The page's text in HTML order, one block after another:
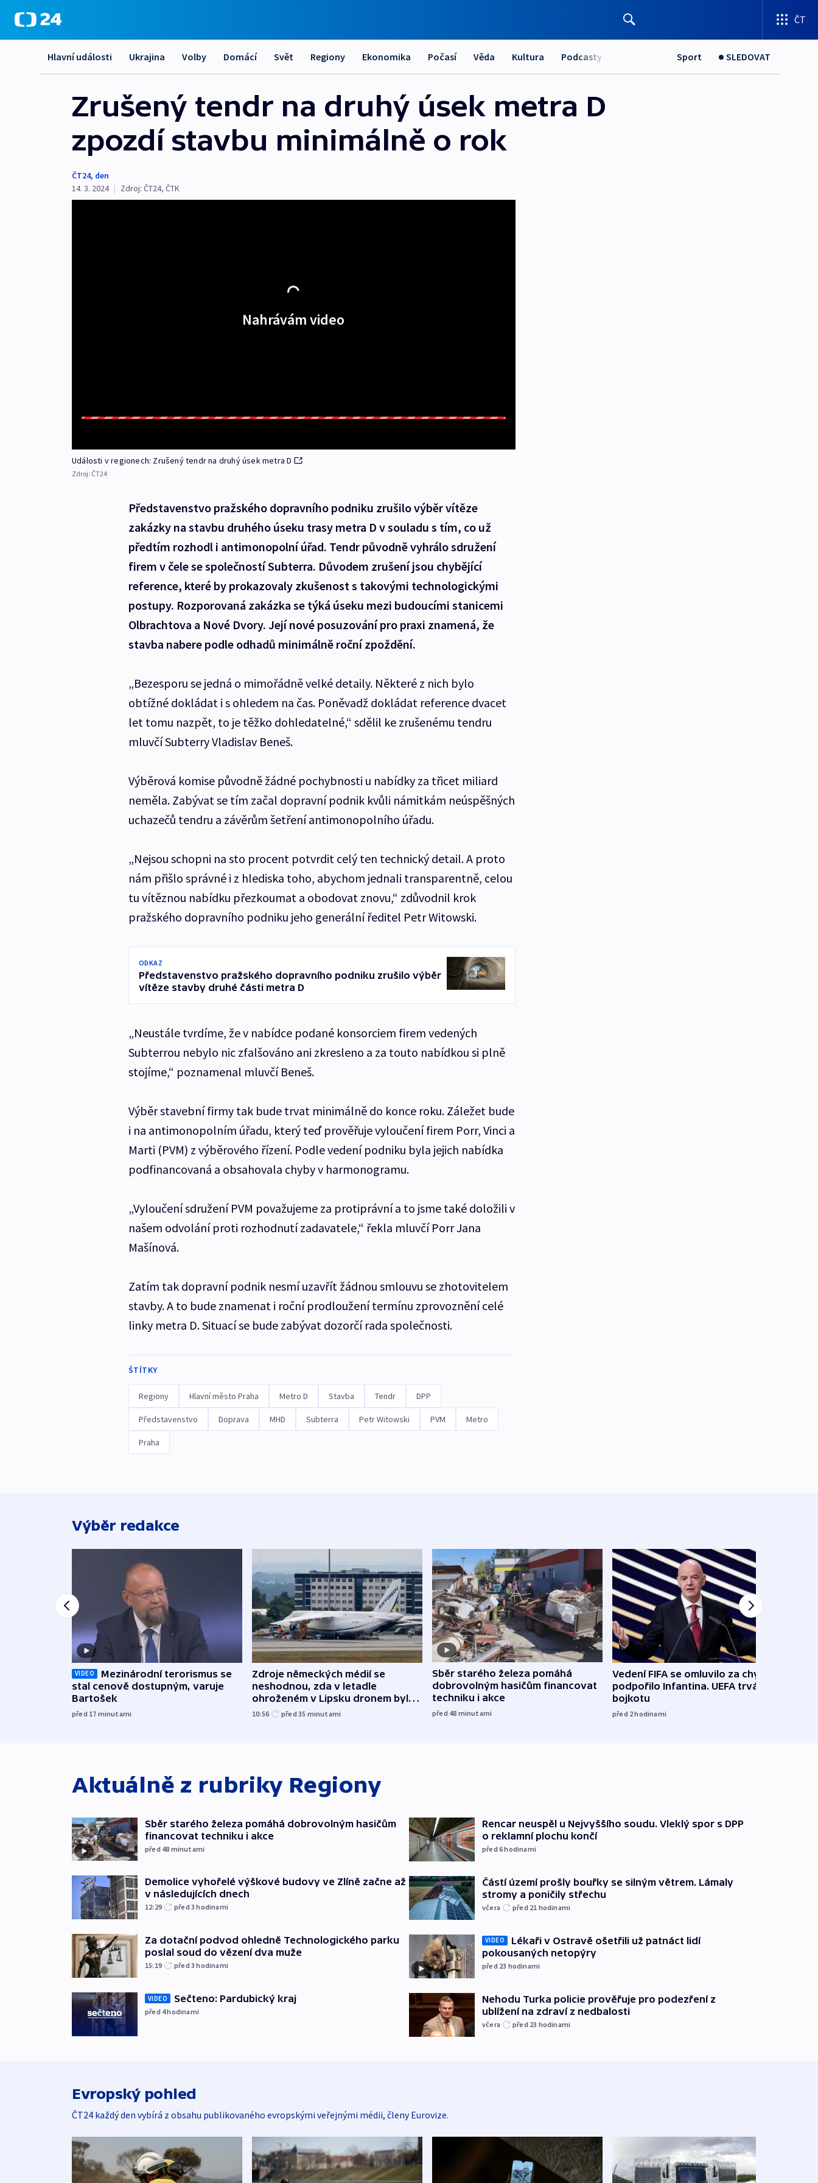
ČT
Hlavní události Ukrajina Volby Domácí Svět Regiony Ekonomika Počasí Věda Kultura Podcasty Sport SLEDOVAT
Zrušený tendr na druhý úsek metra D
zpozdí stavbu minimálně o rok
ČT24, den
14. 3. 2024 | Zdroj: ČT24, ČTK
Nahrávám video
Události v regionech: Zrušený tendr na druhý úsek metra D
Zdroj: ČT24
Představenstvo pražského dopravního podniku zrušilo výběr vítěze
zakázky na stavbu druhého úseku trasy metra D v souladu s tím, co už
předtím rozhodl i antimonopolní úřad. Tendr původně vyhrálo sdružení
firem v čele se společností Subterra. Důvodem zrušení jsou chybějící
reference, které by prokazovaly zkušenost s takovými technologickými
postupy. Rozporovaná zakázka se týká úseku mezi budoucími stanicemi
Olbrachtova a Nové Dvory. Její nové posuzování pro praxi znamená, že
stavba nabere podle odhadů minimálně roční zpoždění.
„Bezesporu se jedná o mimořádně velké detaily. Některé z nich bylo
obtížné dokládat i s ohledem na čas. Poněvadž dokládat reference dvacet
let tomu nazpět, to je těžko dohledatelné,“ sdělil ke zrušenému tendru
mluvčí Subterry Vladislav Beneš.
Výběrová komise původně žádné pochybnosti u nabídky za třicet miliard
neměla. Zabývat se tím začal dopravní podnik kvůli námitkám neúspěšných
uchazečů tendru a závěrům šetření antimonopolního úřadu.
„Nejsou schopni na sto procent potvrdit celý ten technický detail. A proto
nám přišlo správné i z hlediska toho, abychom jednali transparentně, celou
tu vítěznou nabídku přezkoumat a obodovat znovu,“ zdůvodnil krok
pražského dopravního podniku jeho generální ředitel Petr Witowski.
ODKAZ
Představenstvo pražského dopravního podniku zrušilo výběr
vítěze stavby druhé části metra D
„Neustále tvrdíme, že v nabídce podané konsorciem firem vedených
Subterrou nebylo nic zfalšováno ani zkresleno a za touto nabídkou si plně
stojíme,“ poznamenal mluvčí Beneš.
Výběr stavební firmy tak bude trvat minimálně do konce roku. Záležet bude
i na antimonopolním úřadu, který teď prověřuje vyloučení firem Porr, Vinci a
Marti (PVM) z výběrového řízení. Podle vedení podniku byla jejich nabídka
podfinancovaná a obsahovala chyby v harmonogramu.
„Vyloučení sdružení PVM považujeme za protiprávní a to jsme také doložili v
našem odvolání proti rozhodnutí zadavatele,“ řekla mluvčí Porr Jana
Mašínová.
Zatím tak dopravní podnik nesmí uzavřít žádnou smlouvu se zhotovitelem
stavby. A to bude znamenat i roční prodloužení termínu zprovoznění celé
linky metra D. Situací se bude zabývat dozorčí rada společnosti.
ŠTÍTKY
Regiony Hlavní město Praha Metro D Stavba Tendr DPP
Představenstvo Doprava MHD Subterra Petr Witowski PVM Metro
Praha
Výběr redakce
VIDEO
Mezinárodní terorismus se
stal cenově dostupným, varuje
Bartošek
před 17 minutami
Zdroje německých médií se
neshodnou, zda v letadle
ohroženém v Lipsku dronem byla
munice
10:56 před 35 minutami
Sběr starého železa pomáhá
dobrovolným hasičům financovat
techniku i akce
před 48 minutami
Vedení FIFA se omluvilo za chyby a
podpořilo Infantina. UEFA trvá na
bojkotu
před 2hodinami
Aktuálně z rubriky Regiony
Sběr starého železa pomáhá dobrovolným hasičům
financovat techniku i akce
před 48 minutami
Demolice vyhořelé výškové budovy ve Zlíně začne až
v následujících dnech
12:29 před 3hodinami
Za dotační podvod ohledně Technologického parku
poslal soud do vězení dva muže
15:19 před 3hodinami
VIDEO Sečteno: Pardubický kraj
před 4hodinami
Rencar neuspěl u Nejvyššího soudu. Vleklý spor s DPP
o reklamní plochu končí
před 6hodinami
Částí území prošly bouřky se silným větrem. Lámaly
stromy a poničily střechu
včera před 21 hodinami
VIDEO
Lékaři v Ostravě ošetřili už patnáct lidí
pokousaných netopýry
před 23 hodinami
Nehodu Turka policie prověřuje pro podezření z
ublížení na zdraví z nedbalosti
včera před 23 hodinami
Evropský pohled
ČT24 každý den vybírá z obsahu publikovaného evropskými veřejnými médii, členy Eurovize.